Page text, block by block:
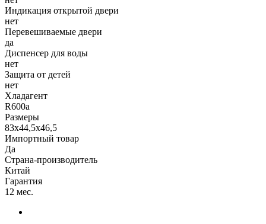
Индикация открытой двери
нет
Перевешиваемые двери
да
Диспенсер для воды
нет
Защита от детей
нет
Хладагент
R600а
Размеры
83х44,5х46,5
Импортный товар
Да
Страна-производитель
Китай
Гарантия
12 мес.